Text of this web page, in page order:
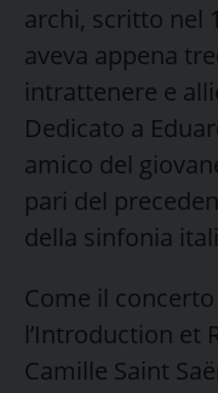
archi, scritto nel
aveva appena
intrattenere e
Dedicato a
amico del
pari del
della sinfonia
Come il
l’Introduction et
Camille Saint